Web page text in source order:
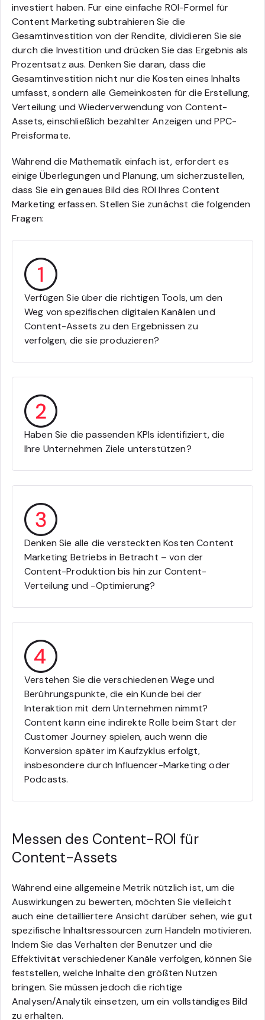
investiert haben. Für eine einfache ROI-Formel für
Content Marketing subtrahieren Sie die
Gesamtinvestition von der Rendite, dividieren Sie sie
durch die Investition und drücken Sie das Ergebnis als
Prozentsatz aus. Denken Sie daran, dass die
Gesamtinvestition nicht nur die Kosten eines Inhalts
umfasst, sondern alle Gemeinkosten für die Erstellung,
Verteilung und Wiederverwendung von Content-
Assets, einschließlich bezahlter Anzeigen und PPC-
Preisformate.
Während die Mathematik einfach ist, erfordert es
einige Überlegungen und Planung, um sicherzustellen,
dass Sie ein genaues Bild des ROI Ihres Content
Marketing erfassen. Stellen Sie zunächst die folgenden
Fragen:
Verfügen Sie über die richtigen Tools, um den
Weg von spezifischen digitalen Kanälen und
Content-Assets zu den Ergebnissen zu
verfolgen, die sie produzieren?
Haben Sie die passenden KPIs identifiziert, die
Ihre Unternehmen Ziele unterstützen?
Denken Sie alle die versteckten Kosten Content
Marketing Betriebs in Betracht – von der
Content-Produktion bis hin zur Content-
Verteilung und -Optimierung?
Verstehen Sie die verschiedenen Wege und
Berührungspunkte, die ein Kunde bei der
Interaktion mit dem Unternehmen nimmt?
Content kann eine indirekte Rolle beim Start der
Customer Journey spielen, auch wenn die
Konversion später im Kaufzyklus erfolgt,
insbesondere durch Influencer-Marketing oder
Podcasts.
Messen des Content-ROI für
Content-Assets
Während eine allgemeine Metrik nützlich ist, um die
Auswirkungen zu bewerten, möchten Sie vielleicht
auch eine detailliertere Ansicht darüber sehen, wie gut
spezifische Inhaltsressourcen zum Handeln motivieren.
Indem Sie das Verhalten der Benutzer und die
Effektivität verschiedener Kanäle verfolgen, können Sie
feststellen, welche Inhalte den größten Nutzen
bringen. Sie müssen jedoch die richtige
Analysen/Analytik einsetzen, um ein vollständiges Bild
zu erhalten.